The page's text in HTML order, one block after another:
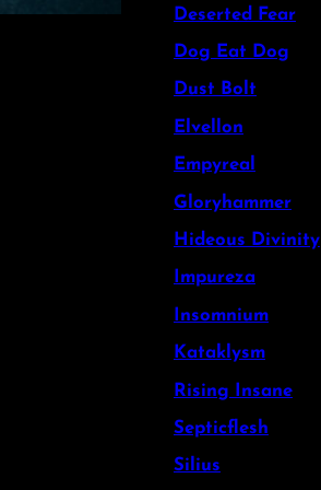
Deserted Fear
Dog Eat Dog
Dust Bolt
Elvellon
Empyreal
Gloryhammer
Hideous Divinity
Impureza
Insomnium
Kataklysm
Rising Insane
Septicflesh
Silius